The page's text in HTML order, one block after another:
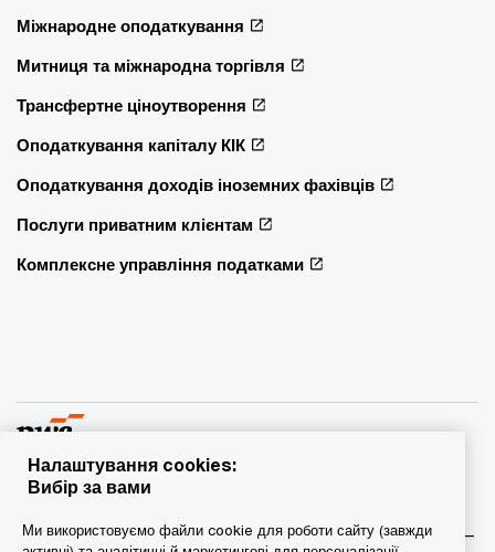
Міжнародне оподаткування
Митниця та міжнародна торгівля
Трансфертне ціноутворення
Оподаткування капіталу КІК
Оподаткування доходів іноземних фахівців
Послуги приватним клієнтам
Комплексне управління податками
учасник/фірми-учасниці мережі PwC, а в деяких випадках –
Налаштування cookies:
Вибір за вами
Ми використовуємо файли cookie для роботи сайту (завжди